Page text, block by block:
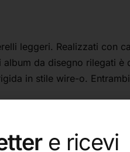
leggeri. Realizzati con
da disegno rilegati
in stile wire-o.
e ricevi